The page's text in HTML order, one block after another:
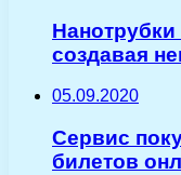
Нанотрубки
создавая
05.09.2020
Сервис
билетов